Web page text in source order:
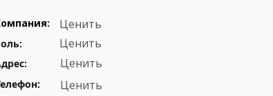
Ценить
Ценить
Ценить
Ценить